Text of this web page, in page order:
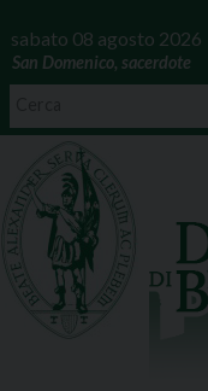
sabato 08 agosto 2026
San Domenico, sacerdote